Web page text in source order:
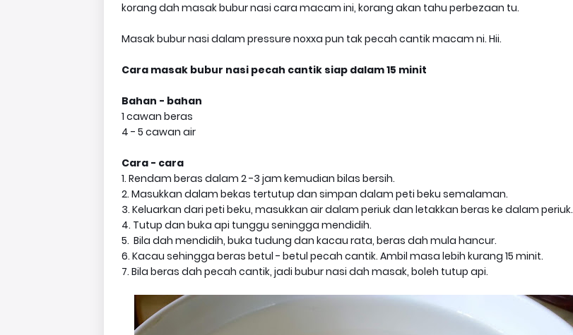
korang dah masak bubur nasi cara macam ini, korang akan tahu perbezaan tu.
Masak bubur nasi dalam pressure noxxa pun tak pecah cantik macam ni. Hii.
Cara masak bubur nasi pecah cantik siap dalam 15 minit
Bahan - bahan
1 cawan beras
4 - 5 cawan air
Cara - cara
1. Rendam beras dalam 2 -3 jam kemudian bilas bersih.
2. Masukkan dalam bekas tertutup dan simpan dalam peti beku semalaman.
3. Keluarkan dari peti beku, masukkan air dalam periuk dan letakkan beras ke dalam periuk.
4. Tutup dan buka api tunggu seningga mendidih.
5. Bila dah mendidih, buka tudung dan kacau rata, beras dah mula hancur.
6. Kacau sehingga beras betul - betul pecah cantik. Ambil masa lebih kurang 15 minit.
7. Bila beras dah pecah cantik, jadi bubur nasi dah masak, boleh tutup api.